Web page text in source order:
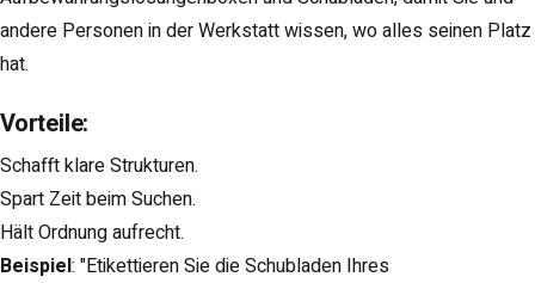
andere Personen in der Werkstatt wissen, wo alles seinen Platz
hat.
Vorteile:
Schafft klare Strukturen.
Spart Zeit beim Suchen.
Hält Ordnung aufrecht.
Beispiel: "Etikettieren Sie die Schubladen Ihres